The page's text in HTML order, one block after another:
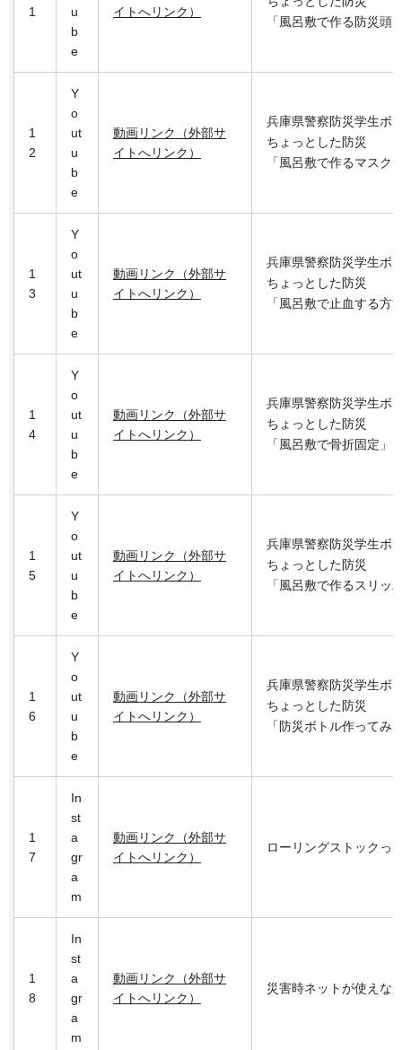
1
u
b
e
イトへリンク）
「風呂敷で作る防災頭
1
2
Y
o
ut
u
b
e
動画リンク（外部サ
イトへリンク）
兵庫県警察防災学生ボ
ちょっとした防災
「風呂敷で作るマスク
1
3
Y
o
ut
u
b
e
動画リンク（外部サ
イトへリンク）
兵庫県警察防災学生ボ
ちょっとした防災
「風呂敷で止血する方
1
4
Y
o
ut
u
b
e
動画リンク（外部サ
イトへリンク）
兵庫県警察防災学生ボ
ちょっとした防災
「風呂敷で骨折固定」
1
5
Y
o
ut
u
b
e
動画リンク（外部サ
イトへリンク）
兵庫県警察防災学生ボ
ちょっとした防災
「風呂敷で作るスリッ
1
6
Y
o
ut
u
b
e
動画リンク（外部サ
イトへリンク）
兵庫県警察防災学生ボ
ちょっとした防災
「防災ボトル作ってみ
1
7
In
st
a
gr
a
m
動画リンク（外部サ
イトへリンク）
ローリングストックっ
1
8
In
st
a
gr
a
m
動画リンク（外部サ
イトへリンク）
災害時ネットが使えな